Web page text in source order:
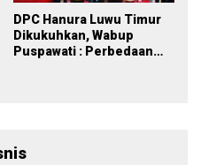
DPC Hanura Luwu Timur
Dikukuhkan, Wabup
Puspawati : Perbedaan